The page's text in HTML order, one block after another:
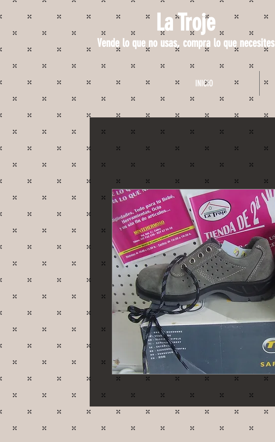
La Troje
Vende lo que no usas, compra lo que necesites
INICIO